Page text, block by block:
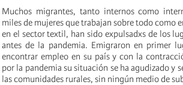
Muchos migrantes, tanto internos como
miles de mujeres que trabajan sobre todo como
en el sector textil, han sido expulsadxs de los
antes de la pandemia. Emigraron en primer
encontrar empleo en su país y con la
por la pandemia su situación se ha agudizado y
las comunidades rurales, sin ningún medio de